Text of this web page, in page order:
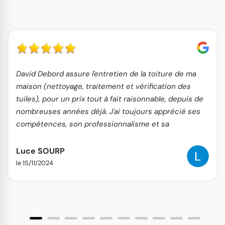
David Debord assure l'entretien de la toiture de ma
maison (nettoyage, traitement et vérification des
tuiles), pour un prix tout à fait raisonnable, depuis de
nombreuses années déjà. J'ai toujours apprécié ses
compétences, son professionnalisme et sa
d'artisan, il a toute ma confiance et je le recommande
vivement.
Luce SOURP
le 15/11/2024